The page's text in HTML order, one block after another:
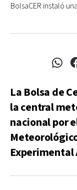
BolsaCER instaló
La Bolsa de
la central
nacional por
Experimental